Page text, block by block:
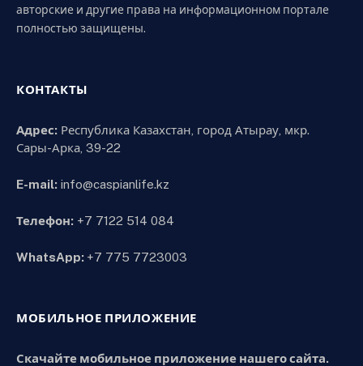
авторские и другие права на информационном портале
полностью защищены.
КОНТАКТЫ
Адрес: Республика Казахстан, город Атырау, мкр.
Сары-Арка, 39-22
E-mail: info@caspianlife.kz
Телефон: +7 7122 514 084
WhatsApp: +7 775 7723003
МОБИЛЬНОЕ ПРИЛОЖЕНИЕ
Скачайте мобильное приложение нашего сайта.